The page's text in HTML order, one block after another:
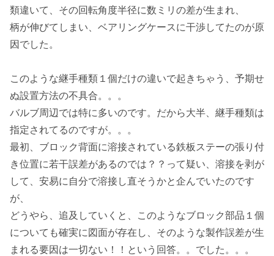
類違いて、その回転角度半径に数ミリの差が生まれ、
柄が伸びてしまい、ベアリングケースに干渉してたのが原
因でした。
このような継手種類１個だけの違いで起きちゃう、予期せ
ぬ設置方法の不具合。。。
バルブ周辺では特に多いのです。だから大半、継手種類は
指定されてるのですが。。。
最初、ブロック背面に溶接されている鉄板ステーの張り付
き位置に若干誤差があるのでは？？って疑い、溶接を剥が
して、安易に自分で溶接し直そうかと企んでいたのです
が、
どうやら、追及していくと、このようなブロック部品１個
についても確実に図面が存在し、そのような製作誤差が生
まれる要因は一切ない！！という回答。。でした。。。